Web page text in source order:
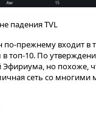
падения TVL
по-прежнему входит
в топ-10. По
но похоже,
сеть со